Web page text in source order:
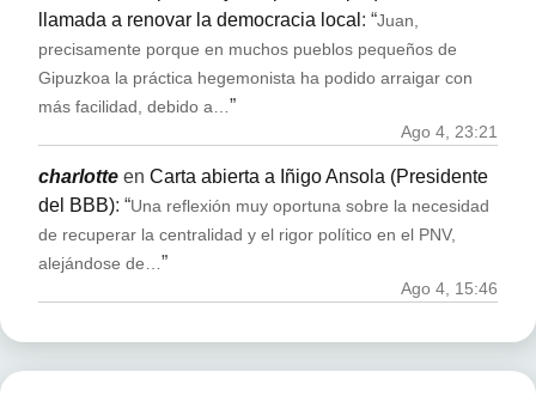
llamada a renovar la democracia local : “Juan,
precisamente porque en muchos pueblos pequeños de
Gipuzkoa la práctica hegemonista ha podido arraigar con
más facilidad, debido a… ”
Ago 4, 23:21
charlotte en Carta abierta a Iñigo Ansola (Presidente
del BBB): “Una reflexión muy oportuna sobre la necesidad
de recuperar la centralidad y el rigor político en el PNV,
alejándose de… ”
Ago 4, 15:46